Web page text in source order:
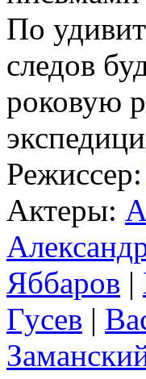
По
следов
роковую
Режиссер:
Актеры:
Яббаров |
Гусев |